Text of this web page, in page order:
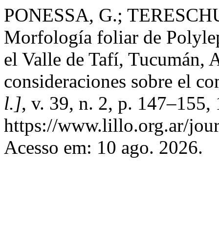
PONESSA, G.;
Morfología foliar de
el Valle de Tafí, Tucumán,
consideraciones sobre el
l.], v. 39, n. 2, p.
https://www.lillo.org.ar/
Acesso em: 10 ago. 2026.